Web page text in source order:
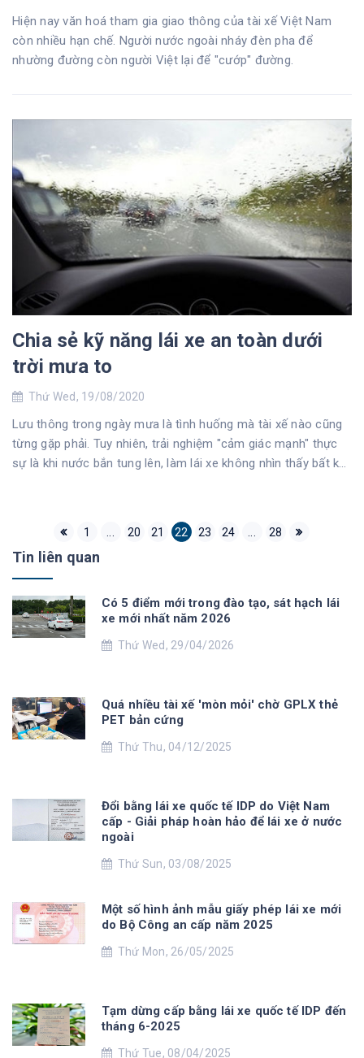
Hiện nay văn hoá tham gia giao thông của tài xế Việt Nam
còn nhiều hạn chế. Người nước ngoài nháy đèn pha để
nhường đường còn người Việt lại để "cướp" đường.
Chia sẻ kỹ năng lái xe an toàn dưới
trời mưa to
Thứ Wed, 19/08/2020
Lưu thông trong ngày mưa là tình huống mà tài xế nào cũng
từng gặp phải. Tuy nhiên, trải nghiệm "cảm giác mạnh" thực
sự là khi nước bắn tung lên, làm lái xe không nhìn thấy bất kỳ
1 20 21 22 23 24 28
Tin liên quan
Có 5 điểm mới trong đào tạo, sát hạch lái
xe mới nhất năm 2026
Thứ Wed, 29/04/2026
Quá nhiều tài xế 'mòn mỏi' chờ GPLX thẻ
PET bản cứng
Thứ Thu, 04/12/2025
Đổi bằng lái xe quốc tế IDP do Việt Nam
cấp - Giải pháp hoàn hảo để lái xe ở nước
ngoài
Thứ Sun, 03/08/2025
Một số hình ảnh mẫu giấy phép lái xe mới
do Bộ Công an cấp năm 2025
Thứ Mon, 26/05/2025
Tạm dừng cấp bằng lái xe quốc tế IDP đến
tháng 6-2025
Thứ Tue, 08/04/2025